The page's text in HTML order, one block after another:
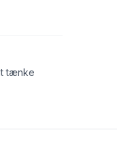
tænke